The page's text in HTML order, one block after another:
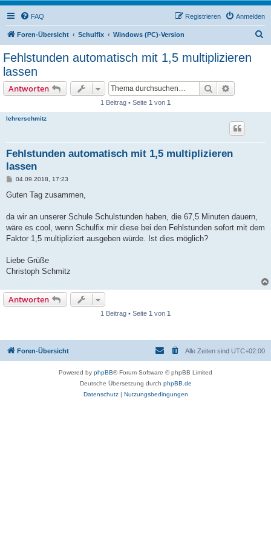
FAQ Anmelden
Registrieren
Foren-Übersicht Schulfix Windows (PC)-Version
Fehlstunden automatisch mit 1,5 multiplizieren
lassen
Antworten Suche
1 Beitrag • Seite 1 von 1
lehrerschmitz
Fehlstunden automatisch mit 1,5 multiplizieren
lassen
B
i
a
04.09.2018, 17:23
Guten Tag zusammen,
da wir an unserer Schule Schulstunden haben, die 67,5 Minuten dauern,
wäre es cool, wenn Schulfix mir diese bei den Fehlstunden sofort mit dem
Faktor 1,5 multipliziert ausgeben würde. Ist dies möglich?
Liebe Grüße
Christoph Schmitz
Antworten
1 Beitrag • Seite 1 von 1
Foren-Übersicht Alle Zeiten sind UTC+02:00
Powered by phpBB® Forum Software © phpBB Limited
Deutsche Übersetzung durch phpBB.de
Datenschutz| Nutzungsbedingungen